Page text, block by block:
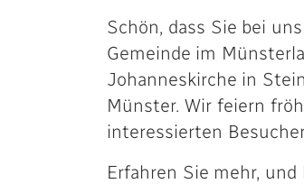
Schön, dass Sie bei
Gemeinde im
Johanneskirche in
Münster. Wir feiern
interessierten
Erfahren Sie mehr,